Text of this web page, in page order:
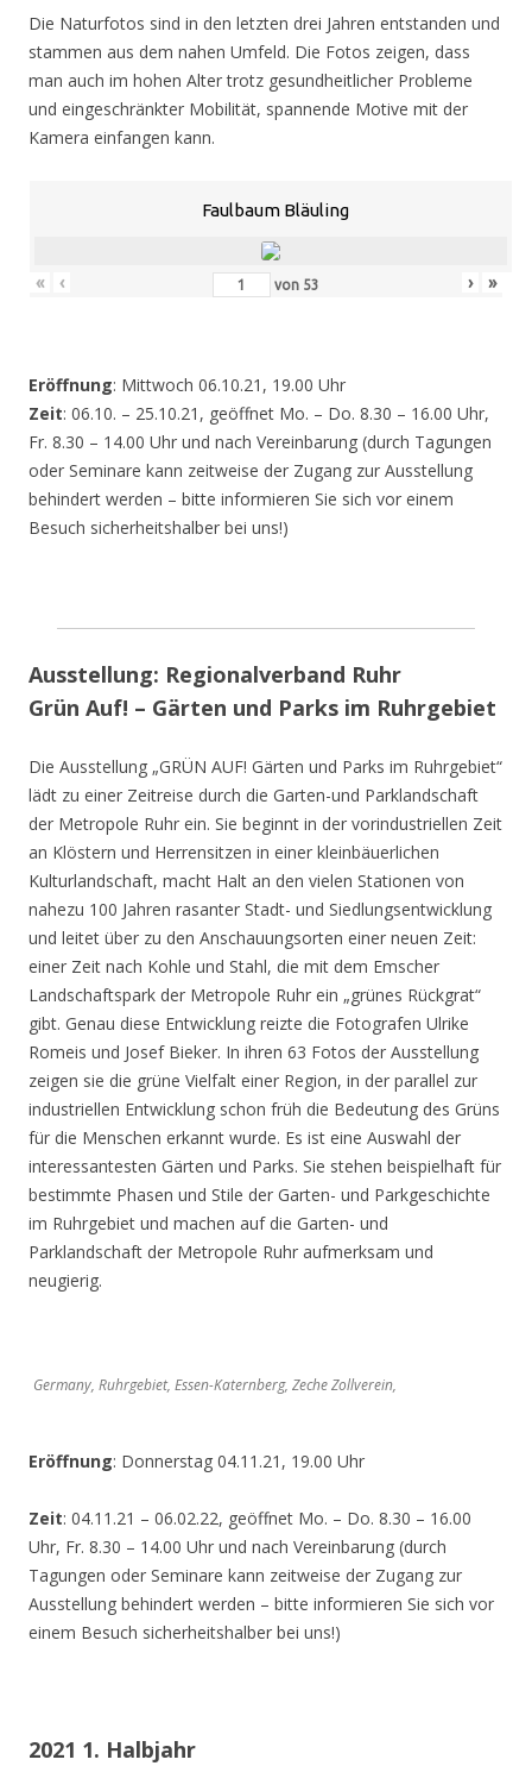
Die Naturfotos sind in den letzten drei Jahren entstanden und
stammen aus dem nahen Umfeld. Die Fotos zeigen, dass
man auch im hohen Alter trotz gesundheitlicher Probleme
und eingeschränkter Mobilität, spannende Motive mit der
Kamera einfangen kann.
Faulbaum Bläuling
« ‹ von 53 › »
Eröffnung: Mittwoch 06.10.21, 19.00 Uhr
Zeit: 06.10. – 25.10.21, geöffnet Mo. – Do. 8.30 – 16.00 Uhr,
Fr. 8.30 – 14.00 Uhr und nach Vereinbarung (durch Tagungen
oder Seminare kann zeitweise der Zugang zur Ausstellung
behindert werden – bitte informieren Sie sich vor einem
Besuch sicherheitshalber bei uns!)
Ausstellung: Regionalverband Ruhr
Grün Auf! – Gärten und Parks im Ruhrgebiet
Die Ausstellung „GRÜN AUF! Gärten und Parks im Ruhrgebiet“
lädt zu einer Zeitreise durch die Garten-und Parklandschaft
der Metropole Ruhr ein. Sie beginnt in der vorindustriellen Zeit
an Klöstern und Herrensitzen in einer kleinbäuerlichen
Kulturlandschaft, macht Halt an den vielen Stationen von
nahezu 100 Jahren rasanter Stadt- und Siedlungsentwicklung
und leitet über zu den Anschauungsorten einer neuen Zeit:
einer Zeit nach Kohle und Stahl, die mit dem Emscher
Landschaftspark der Metropole Ruhr ein „grünes Rückgrat“
gibt. Genau diese Entwicklung reizte die Fotografen Ulrike
Romeis und Josef Bieker. In ihren 63 Fotos der Ausstellung
zeigen sie die grüne Vielfalt einer Region, in der parallel zur
industriellen Entwicklung schon früh die Bedeutung des Grüns
für die Menschen erkannt wurde. Es ist eine Auswahl der
interessantesten Gärten und Parks. Sie stehen beispielhaft für
bestimmte Phasen und Stile der Garten- und Parkgeschichte
im Ruhrgebiet und machen auf die Garten- und
Parklandschaft der Metropole Ruhr aufmerksam und
neugierig.
Germany, Ruhrgebiet, Essen-Katernberg, Zeche Zollverein,
Eröffnung: Donnerstag 04.11.21, 19.00 Uhr
Zeit: 04.11.21 – 06.02.22, geöffnet Mo. – Do. 8.30 – 16.00
Uhr, Fr. 8.30 – 14.00 Uhr und nach Vereinbarung (durch
Tagungen oder Seminare kann zeitweise der Zugang zur
Ausstellung behindert werden – bitte informieren Sie sich vor
einem Besuch sicherheitshalber bei uns!)
2021 1. Halbjahr